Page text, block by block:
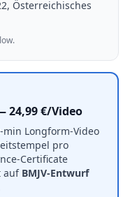
Österreichisches
24,99 €/Video
Longform-Video
pro
Certificate
auf BMJV-Entwurf